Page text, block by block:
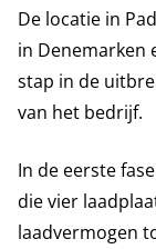
De locatie in
in Denemarken
stap in de
van het bedrijf.
In de eerste
die vier
laadvermogen